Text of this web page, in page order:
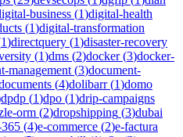
business (1)digital-health
(1)digital-transformation
1)directquery (1)disaster-recovery
(1)dms (2)docker(3)docker-
management (3)document-
(4)dolibarr(1)domo
dpdp (1)dpo (1)drip-campaigns
orm (2)dropshipping (3)dubai
(4)e-commerce (2)e-factura